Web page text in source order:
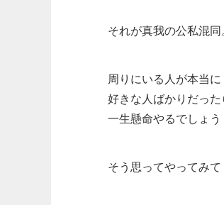
それが真我の公私混同
周りにいる人が本当に
好きな人ばかりだった
一生懸命やるでしょう
そう思ってやってみて